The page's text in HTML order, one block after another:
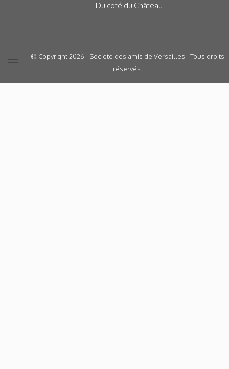
Du côté du Château
© Copyright 2026 - Société des amis de Versailles - Tous droits
réservés.